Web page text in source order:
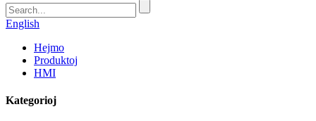
English
Hejmo
Produktoj
HMI
Kategorioj